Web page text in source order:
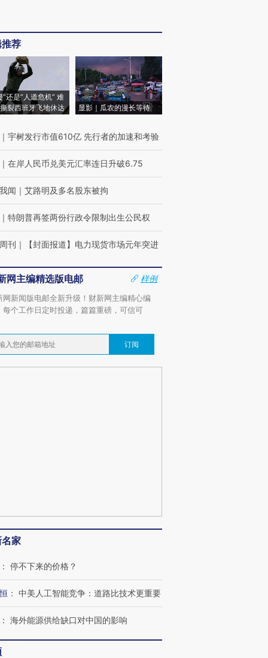
荐
”还是“人道危机” 难
裂西班牙飞地休达
显影｜瓜农的漫长等待
｜ 宇树发行市值610亿 先行者的加速和考验
｜ 在岸人民币兑美元汇率连日升破6.75
闻 ｜ 艾路明及多名股东被拘
｜ 特朗普再签两份行政令限制出生公民权
刊 ｜ 【封面报道】电力现货市场元年突进
网主编精选版电邮
样例
网新闻版电邮全新升级！财新网主编精心编
每个工作日定时投递，篇篇重磅，可信可
订阅
家
： 停不下来的价格？
： 中美人工智能竞争：道路比技术更重要
： 海外能源供给缺口对中国的影响